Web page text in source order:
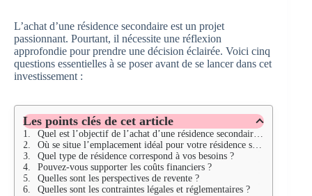
L’achat d’une résidence secondaire est un projet
passionnant. Pourtant, il nécessite une réflexion
approfondie pour prendre une décision éclairée. Voici cinq
questions essentielles à se poser avant de se lancer dans cet
investissement :
Les points clés de cet article
Quel est l’objectif de l’achat d’une résidence secondaire ?
Où se situe l’emplacement idéal pour votre résidence secondaire ?
Quel type de résidence correspond à vos besoins ?
Pouvez-vous supporter les coûts financiers ?
Quelles sont les perspectives de revente ?
Quelles sont les contraintes légales et réglementaires ?